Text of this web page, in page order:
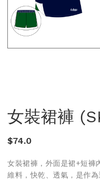
女裝裙褲
$74.0
女裝裙褲，外面是裙+短
維料，快乾、透氣，是作